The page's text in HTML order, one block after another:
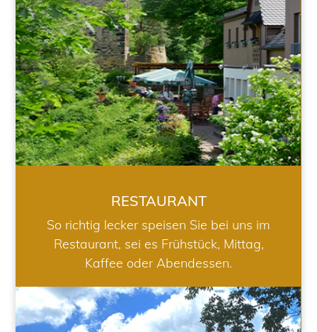
RESTAURANT
RESTAURANT
So richtig lecker speisen Sie bei uns im
Restaurant, sei es Frühstück, Mittag,
Kaffee oder Abendessen.